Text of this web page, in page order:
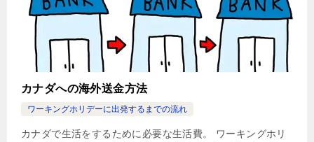
カナダへの海外送金方法
ワーキングホリデーに出発するまでの流れ
カナダで生活をするために必要な生活費。 ワーキングホリ